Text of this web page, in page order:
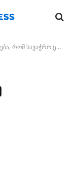
მიმდინარეობს ევაკუაცია” – “ისთ ფოინთი”